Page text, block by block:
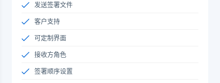
发送签署文件
客户支持
可定制界面
接收方角色
签署顺序设置